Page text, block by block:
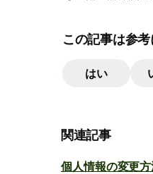
この記事は参
はい
関連記事
個人情報の変更